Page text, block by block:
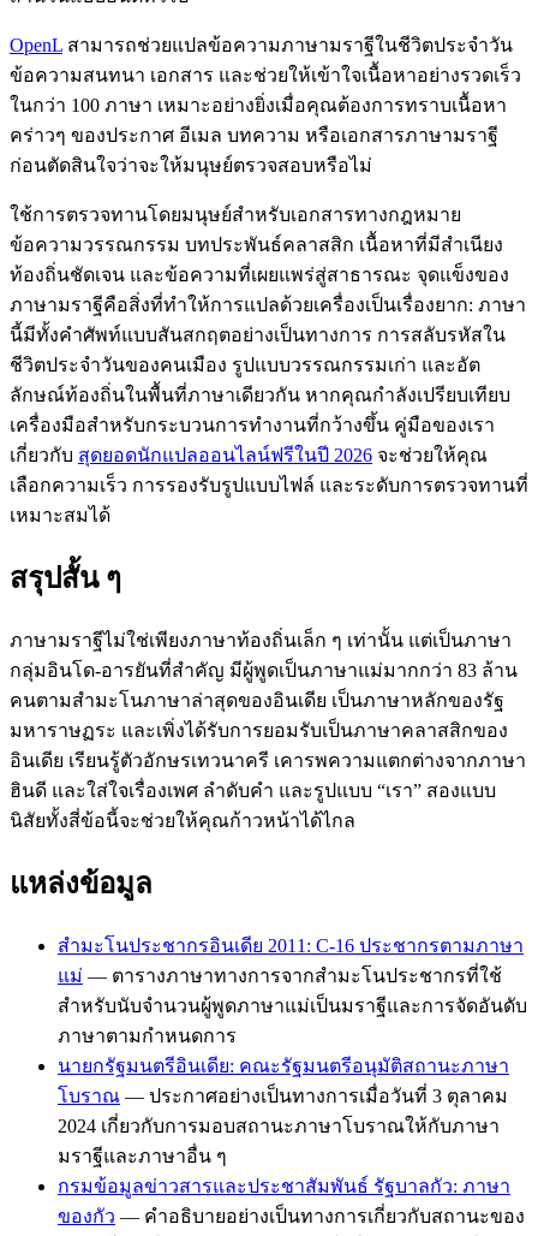
OpenL สามารถช่วยแปลข้อความภาษามราฐีในชีวิตประจำวัน
ข้อความสนทนา เอกสาร และช่วยให้เข้าใจเนื้อหาอย่างรวดเร็ว
ในกว่า 100 ภาษา เหมาะอย่างยิ่งเมื่อคุณต้องการทราบเนื้อหา
คร่าวๆ ของประกาศ อีเมล บทความ หรือเอกสารภาษามราฐี
ก่อนตัดสินใจว่าจะให้มนุษย์ตรวจสอบหรือไม่
ใช้การตรวจทานโดยมนุษย์สำหรับเอกสารทางกฎหมาย
ข้อความวรรณกรรม บทประพันธ์คลาสสิก เนื้อหาที่มีสำเนียง
ท้องถิ่นชัดเจน และข้อความที่เผยแพร่สู่สาธารณะ จุดแข็งของ
ภาษามราฐีคือสิ่งที่ทำให้การแปลด้วยเครื่องเป็นเรื่องยาก: ภาษา
นี้มีทั้งคำศัพท์แบบสันสกฤตอย่างเป็นทางการ การสลับรหัสใน
ชีวิตประจำวันของคนเมือง รูปแบบวรรณกรรมเก่า และอัต
ลักษณ์ท้องถิ่นในพื้นที่ภาษาเดียวกัน หากคุณกำลังเปรียบเทียบ
เครื่องมือสำหรับกระบวนการทำงานที่กว้างขึ้น คู่มือของเรา
เกี่ยวกับ สุดยอดนักแปลออนไลน์ฟรีในปี 2026 จะช่วยให้คุณ
เลือกความเร็ว การรองรับรูปแบบไฟล์ และระดับการตรวจทานที่
เหมาะสมได้
สรุปสั้น ๆ
ภาษามราฐีไม่ใช่เพียงภาษาท้องถิ่นเล็ก ๆ เท่านั้น แต่เป็นภาษา
กลุ่มอินโด-อารยันที่สำคัญ มีผู้พูดเป็นภาษาแม่มากกว่า 83 ล้าน
คนตามสำมะโนภาษาล่าสุดของอินเดีย เป็นภาษาหลักของรัฐ
มหาราษฏระ และเพิ่งได้รับการยอมรับเป็นภาษาคลาสสิกของ
อินเดีย เรียนรู้ตัวอักษรเทวนาครี เคารพความแตกต่างจากภาษา
ฮินดี และใส่ใจเรื่องเพศ ลำดับคำ และรูปแบบ “เรา” สองแบบ
นิสัยทั้งสี่ข้อนี้จะช่วยให้คุณก้าวหน้าได้ไกล
แหล่งข้อมูล
สำมะโนประชากรอินเดีย 2011: C-16 ประชากรตามภาษา
แม่ — ตารางภาษาทางการจากสำมะโนประชากรที่ใช้
สำหรับนับจำนวนผู้พูดภาษาแม่เป็นมราฐีและการจัดอันดับ
ภาษาตามกำหนดการ
นายกรัฐมนตรีอินเดีย: คณะรัฐมนตรีอนุมัติสถานะภาษา
โบราณ — ประกาศอย่างเป็นทางการเมื่อวันที่ 3 ตุลาคม
2024 เกี่ยวกับการมอบสถานะภาษาโบราณให้กับภาษา
มราฐีและภาษาอื่น ๆ
กรมข้อมูลข่าวสารและประชาสัมพันธ์ รัฐบาลกัว: ภาษา
ของกัว — คำอธิบายอย่างเป็นทางการเกี่ยวกับสถานะของ